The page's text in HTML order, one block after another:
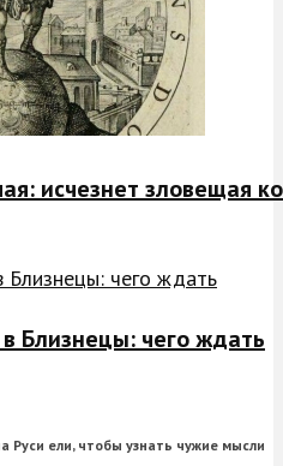
исчезнет зловещая
Близнецы: чего ждать
Руси ели, чтобы узнать чужие мысли